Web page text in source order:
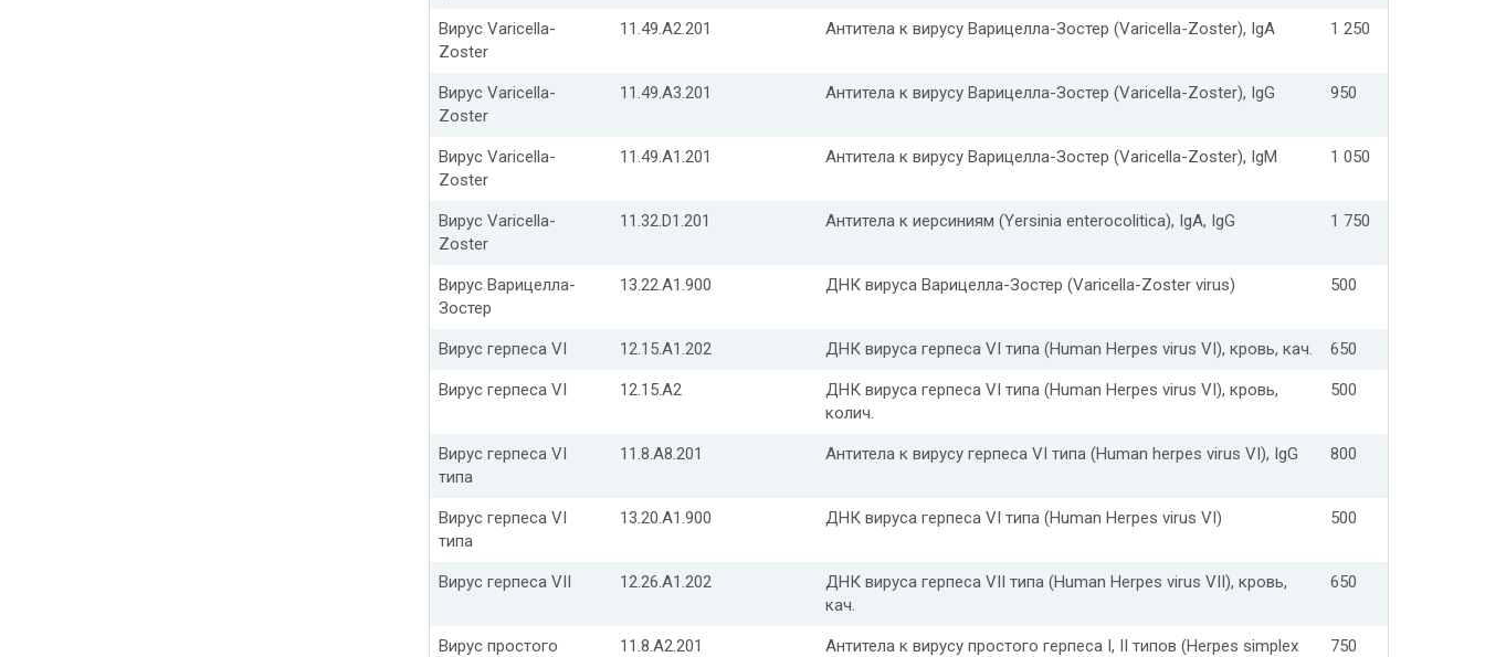
Вирус Varicella-
Zoster
11.49.A2.201 Антитела к вирусу Варицелла-Зостер (Varicella-Zoster), IgA 1 250
Вирус Varicella-
Zoster
11.49.A3.201 Антитела к вирусу Варицелла-Зостер (Varicella-Zoster), IgG 950
Вирус Varicella-
Zoster
11.49.A1.201 Антитела к вирусу Варицелла-Зостер (Varicella-Zoster), IgM 1 050
Вирус Varicella-
Zoster
11.32.D1.201 Антитела к иерсиниям (Yersinia enterocolitica), IgA, IgG 1 750
Вирус Варицелла-
Зостер
13.22.A1.900 ДНК вируса Варицелла-Зостер (Varicella-Zoster virus) 500
Вирус герпеса VI 12.15.A1.202 ДНК вируса герпеса VI типа (Human Herpes virus VI), кровь, кач. 650
Вирус герпеса VI 12.15.A2
ДНК вируса герпеса VI типа (Human Herpes virus VI), кровь,
колич.
500
Вирус герпеса VI
типа
11.8.A8.201 Антитела к вирусу герпеса VI типа (Human herpes virus VI), IgG 800
Вирус герпеса VI
типа
13.20.A1.900 ДНК вируса герпеса VI типа (Human Herpes virus VI) 500
Вирус герпеса VII 12.26.A1.202
ДНК вируса герпеса VII типа (Human Herpes virus VII), кровь,
кач.
650
Вирус простого
11.8.A2.201
Антитела к вирусу простого герпеса I, II типов (Herpes simplex
750